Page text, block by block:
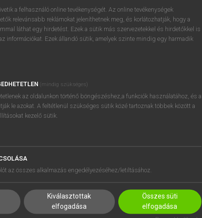
SÚGÓ
RÓLUNK
SÜTI BEÁLLÍTÁSOK
a felhasználó online tevékenységét. Az online tevékenységek
relevánsabb reklámokat jeleníthetnek meg, és korlátozhatják, hogy a
láthat egy hirdetést. Ezek a sütik más szervezetekkel és hirdetőkkel is
információkat. Ezek állandó sütik, amelyek szinte mindig egy harmadik
(mindig szükséges)
az oldalunkon történő böngészéshez,a funkciók használatához, és a
le azokat. A feltétlenül szükséges sütik közé tartoznak többek között a
kezelő sütik.
az összes alkalmazás engedélyezéséhez/letiltásához.
Kiválasztottak
elfogadása
Összes süti
elfogadása